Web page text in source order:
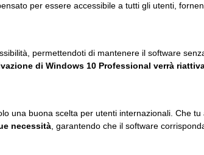
per essere accessibile a tutti gli utenti,
permettendoti di mantenere il software
di Windows 10 Professional verrà
una buona scelta per utenti internazionali. Che tu
necessità , garantendo che il software